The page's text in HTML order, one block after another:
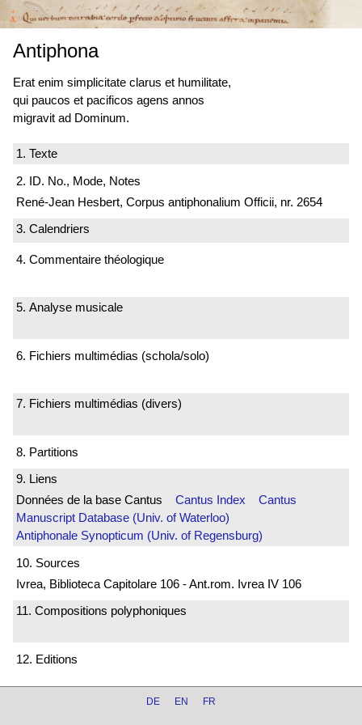
Antiphona
Erat enim simplicitate clarus et humilitate,
qui paucos et pacificos agens annos
migravit ad Dominum.
1. Texte
2. ID. No., Mode, Notes
René-Jean Hesbert, Corpus antiphonalium Officii, nr. 2654
3. Calendriers
4. Commentaire théologique
5. Analyse musicale
6. Fichiers multimédias (schola/solo)
7. Fichiers multimédias (divers)
8. Partitions
9. Liens
Données de la base Cantus Cantus Index
Cantus
Manuscript Database (Univ. of Waterloo)
Antiphonale Synopticum (Univ. of Regensburg)
10. Sources
Ivrea, Biblioteca Capitolare 106 - Ant.rom. Ivrea IV 106
11. Compositions polyphoniques
12. Editions
DE EN FR